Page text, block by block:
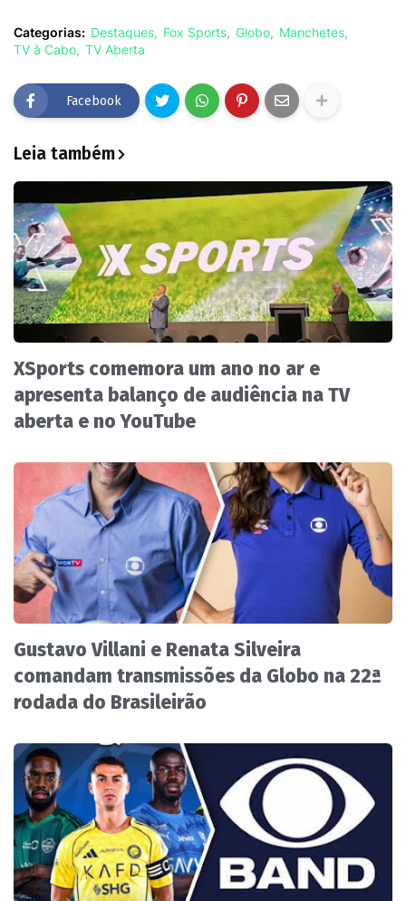
Categorias: Destaques Fox Sports Globo
Manchetes
TV à Cabo TV Aberta
Facebook
Leia também
XSports comemora um ano no ar e
apresenta balanço de audiência na TV
aberta e no YouTube
Gustavo Villani e Renata Silveira
comandam transmissões da Globo na 22ª
rodada do Brasileirão